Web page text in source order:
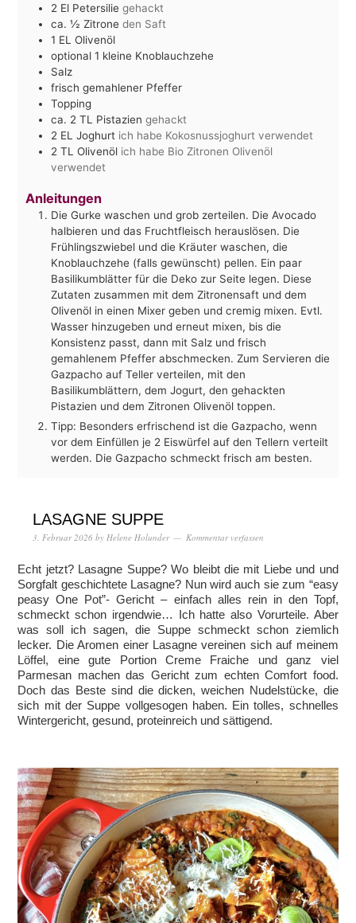
2 El Petersilie gehackt
ca. ½Zitrone den Saft
1 EL Olivenöl
optional 1 kleine Knoblauchzehe
Salz
frisch gemahlener Pfeffer
Topping
ca. 2 TL Pistazien gehackt
2 EL Joghurt ich habe Kokosnussjoghurt verwendet
2 TL Olivenöl ich habe Bio Zitronen Olivenöl
verwendet
Anleitungen
Die Gurke waschen und grob zerteilen. Die Avocado
halbieren und das Fruchtfleisch herauslösen. Die
Frühlingszwiebel und die Kräuter waschen, die
Knoblauchzehe (falls gewünscht) pellen. Ein paar
Basilikumblätter für die Deko zur Seite legen. Diese
Zutaten zusammen mit dem Zitronensaft und dem
Olivenöl in einen Mixer geben und cremig mixen. Evtl.
Wasser hinzugeben und erneut mixen, bis die
Konsistenz passt, dann mit Salz und frisch
gemahlenem Pfeffer abschmecken. Zum Servieren die
Gazpacho auf Teller verteilen, mit den
Basilikumblättern, dem Jogurt, den gehackten
Pistazien und dem Zitronen Olivenöl toppen.
Tipp: Besonders erfrischend ist die Gazpacho, wenn
vor dem Einfüllen je 2 Eiswürfel auf den Tellern verteilt
werden. Die Gazpacho schmeckt frisch am besten.
LASAGNE SUPPE
3. Februar 2026 by Helene Holunder Kommentar verfassen
Echt jetzt? Lasagne Suppe? Wo bleibt die mit Liebe und und
Sorgfalt geschichtete Lasagne? Nun wird auch sie zum “easy
peasy One Pot”- Gericht – einfach alles rein in den Topf,
schmeckt schon irgendwie… Ich hatte also Vorurteile. Aber
was soll ich sagen, die Suppe schmeckt schon ziemlich
lecker. Die Aromen einer Lasagne vereinen sich auf meinem
Löffel, eine gute Portion Creme Fraiche und ganz viel
Parmesan machen das Gericht zum echten Comfort food.
Doch das Beste sind die dicken, weichen Nudelstücke, die
sich mit der Suppe vollgesogen haben. Ein tolles, schnelles
Wintergericht, gesund, proteinreich und sättigend.